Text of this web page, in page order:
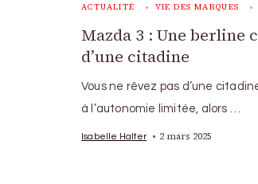
ACTUALITÉ VIE DES MARQUES
Mazda 3 : Une berline
d’une citadine
Vous ne rêvez pas d’une
à l’autonomie limitée, alors …
Isabelle Halter 2 mars 2025